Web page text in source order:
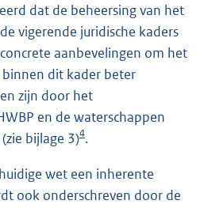
dat de beheersing van het
vigerende juridische kaders
aanbevelingen om het
dit kader beter
zijn door het
en de waterschappen
bijlage 3)4.
wet een inherente
ook onderschreven door de